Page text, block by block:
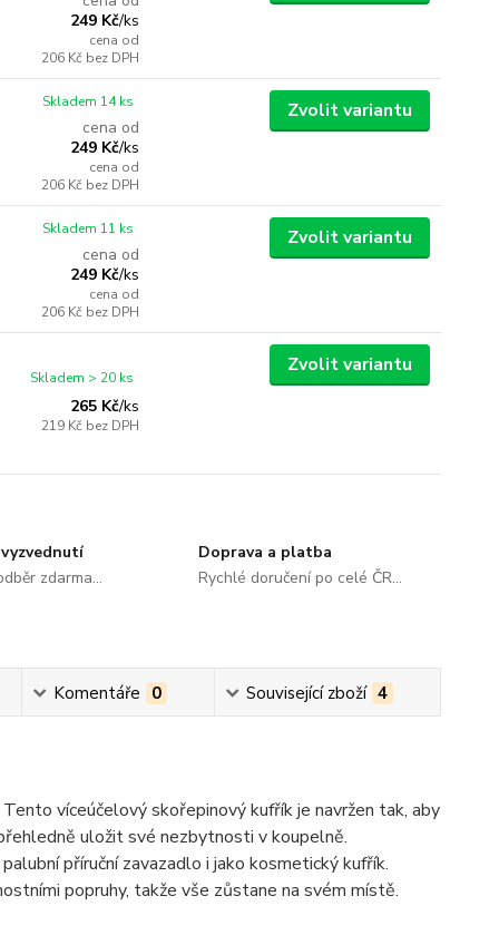
249 Kč/ks
cena od
206 Kč bez DPH
cena od
249 Kč/ks
cena od
206 Kč bez DPH
Skladem 14 ks Zvolit variantu
cena od
249 Kč/ks
cena od
206 Kč bez DPH
Skladem 11 ks Zvolit variantu
265 Kč/ks
219 Kč bez DPH
Skladem > 20 ks
Zvolit variantu
zdarma...
Doprava a platba
Rychlé doručení po celé ČR...
Komentáře 0 Související zboží 4
Tento víceúčelový skořepinový kufříkje navržen tak, aby
uložit své nezbytnosti v koupelně.
palubní příruční zavazadlo i jako kosmetický kufřík.
popruhy, takže vše zůstane na svém místě.